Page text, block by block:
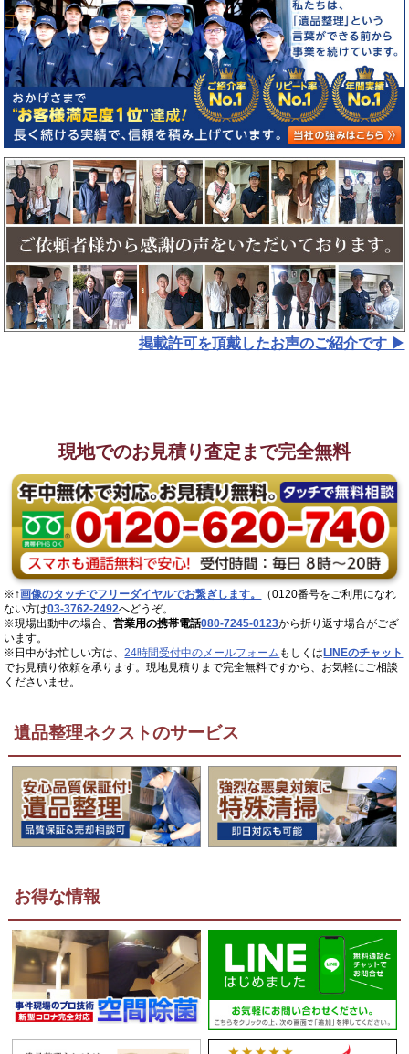
掲載許可を頂戴したお声のご紹介です ▶︎
現地でのお見積り査定まで完全無料
※↑画像のタッチでフリーダイヤルでお繋ぎします。
（0120番号をご利用になれ
ない方は03-3762-2492へどうぞ。
※現場出動中の場合、営業用の携帯電話080-7245-0123から折り返す場合がござ
います。
※日中がお忙しい方は、24時間受付中のメールフォーム もしくは LINEのチャット
でお見積り依頼を承ります。現地見積りまで完全無料ですから、お気軽にご相談
くださいませ。
遺品整理ネクストのサービス
お得な情報